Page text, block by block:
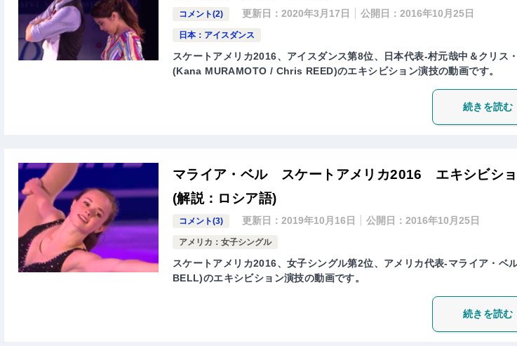
コメント(2) 更新日：2020年3月17日 公開日：2016年10月25日
日本：アイスダンス
スケートアメリカ2016、アイスダンス第8位、日本代表-村元哉中＆クリス
(Kana MURAMOTO / Chris REED)のエキシビション演技の動画です。
続きを読む
マライア・ベル スケートアメリカ2016 エキシビシ
(解説：ロシア語)
コメント(3) 更新日：2019年10月16日 公開日：2016年10月25日
アメリカ：女子シングル
スケートアメリカ2016、女子シングル第2位、アメリカ代表-マライア・ベ
BELL)のエキシビション演技の動画です。
続きを読む